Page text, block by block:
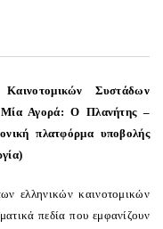
Συστάδων
Μία Αγορά: Ο Πλανήτης –
πλατφόρμα υποβολής
ελληνικών καινοτομικών
πεδία που εμφανίζουν